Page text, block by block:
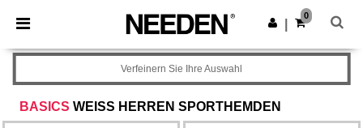
× Needen App
Bessere Preise in der App!
App holen
0
BASICS WEISS HERREN SPORTHEMDEN
Verfeinern Sie Ihre Auswahl